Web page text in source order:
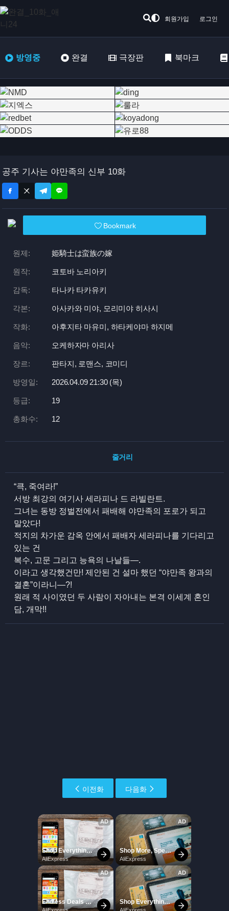
회원가입 로그인
방영중 완결 극장판 북마크
공주 기사는 야만족의 신부 10화
Bookmark
원제: 姫騎士は蛮族の嫁
원작: 코토바 노리아키
감독: 타나카 타카유키
각본: 아사카와 미야, 모리미야 히사시
작화: 아후지타 마유미, 하타케야마 하지메
음악: 오케하자마 아리사
장르: 판타지, 로맨스, 코미디
방영일: 2026.04.09 21:30 (목)
등급: 19
총화수: 12
줄거리
“큭, 죽여라!”
서방 최강의 여기사 세라피나 드 라빌란트.
그녀는 동방 정벌전에서 패배해 야만족의 포로가 되고
말았다!
적지의 차가운 감옥 안에서 패배자 세라피나를 기다리고
있는 건
복수, 고문 그리고 능욕의 나날들―.
이라고 생각했건만! 제안된 건 설마 했던 “야만족 왕과의
결혼”이라니―?!
원래 적 사이였던 두 사람이 자아내는 본격 이세계 혼인
담, 개막!!
이전화 다음화